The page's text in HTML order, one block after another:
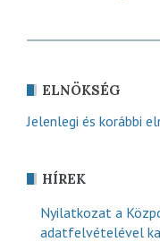
ELNÖKSÉG
Jelenlegi és korábbi
HÍREK
Nyilatkozat a
adatfelvételével